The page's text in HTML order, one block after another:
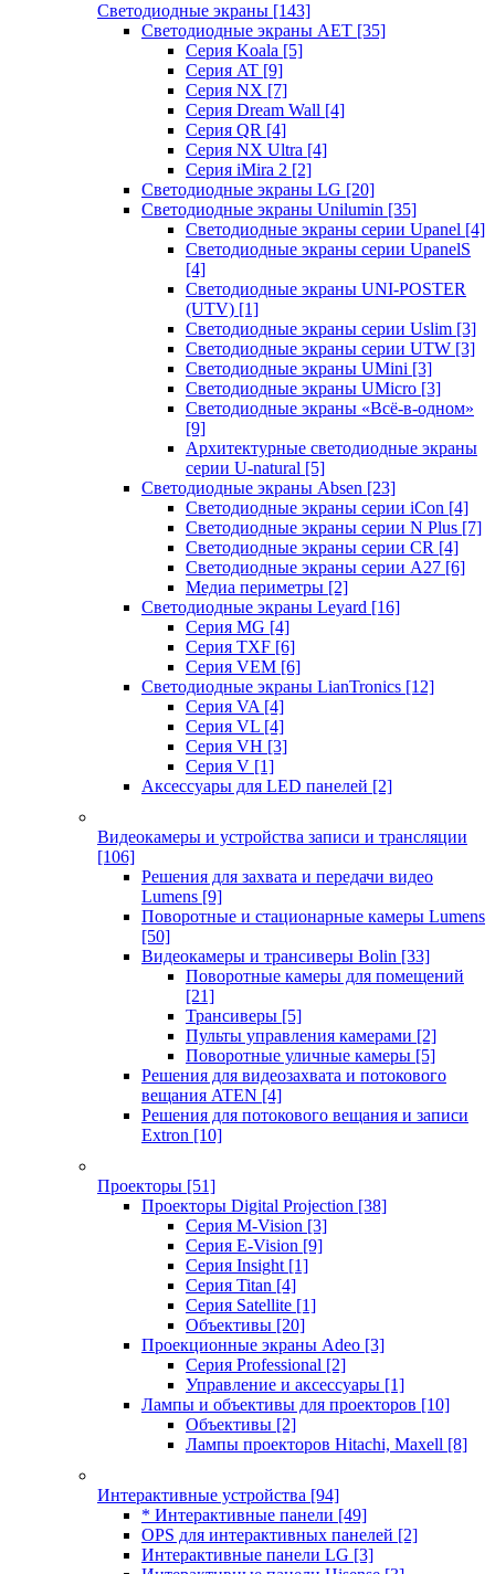
Светодиодные экраны [143]
Светодиодные экраны AET [35]
Cерия Koala [5]
Серия AT [9]
Серия NX [7]
Серия Dream Wall [4]
Серия QR [4]
Серия NX Ultra [4]
Серия iMira 2 [2]
Светодиодные экраны LG [20]
Светодиодные экраны Unilumin [35]
Светодиодные экраны серии Upanel [4]
Светодиодные экраны серии UpanelS
[4]
Светодиодные экраны UNI-POSTER
(UTV) [1]
Светодиодные экраны серии Uslim [3]
Светодиодные экраны серии UTW [3]
Светодиодные экраны UMini [3]
Светодиодные экраны UMicro [3]
Светодиодные экраны «Всё-в-одном»
[9]
Архитектурные светодиодные экраны
серии U-natural [5]
Светодиодные экраны Absen [23]
Светодиодные экраны серии iCon [4]
Светодиодные экраны серии N Plus [7]
Светодиодные экраны серии CR [4]
Светодиодные экраны серии А27 [6]
Медиа периметры [2]
Светодиодные экраны Leyard [16]
Серия MG [4]
Серия TXF [6]
Серия VEM [6]
Светодиодные экраны LianTronics [12]
Серия VA [4]
Серия VL [4]
Серия VH [3]
Серия V [1]
Аксессуары для LED панелей [2]
Видеокамеры и устройства записи и трансляции
[106]
Решения для захвата и передачи видео
Lumens [9]
Поворотные и стационарные камеры Lumens
[50]
Видеокамеры и трансиверы Bolin [33]
Поворотные камеры для помещений
[21]
Трансиверы [5]
Пульты управления камерами [2]
Поворотные уличные камеры [5]
Решения для видеозахвата и потокового
вещания ATEN [4]
Решения для потокового вещания и записи
Extron [10]
Проекторы [51]
Проекторы Digital Projection [38]
Серия M-Vision [3]
Серия E-Vision [9]
Серия Insight [1]
Серия Titan [4]
Серия Satellite [1]
Объективы [20]
Проекционные экраны Adeo [3]
Серия Professional [2]
Управление и аксессуары [1]
Лампы и объективы для проекторов [10]
Объективы [2]
Лампы проекторов Hitachi, Maxell [8]
Интерактивные устройства [94]
* Интерактивные панели [49]
OPS для интерактивных панелей [2]
Интерактивные панели LG [3]